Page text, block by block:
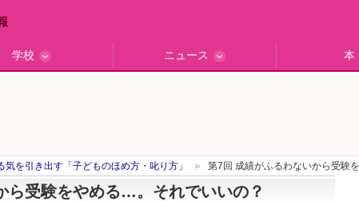
学校
ニュース
本
気を引き出す「子どものほめ方・叱り方」 第7回 成績がふるわないから受験
ら受験をやめる…。それでいいの？